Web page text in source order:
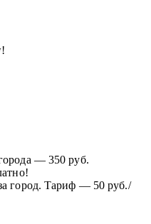
— 350 руб.
город. Тариф — 50 руб./